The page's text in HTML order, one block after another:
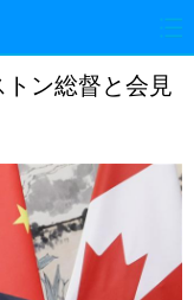
経済
写真
ン総督と会見